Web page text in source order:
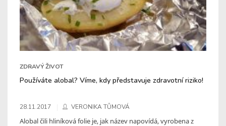
ZDRAVÝ ŽIVOT
Používáte alobal? Víme, kdy představuje zdravotní riziko!
28.11.2017 VERONIKA TŮMOVÁ
Alobal čili hliníková folie je, jak název napovídá, vyrobena z